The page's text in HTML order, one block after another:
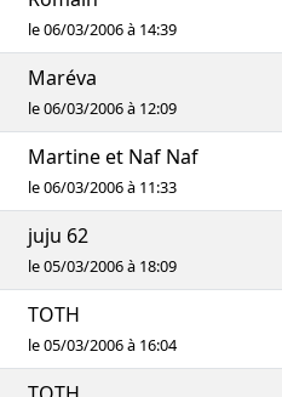
le 06/03/2006 à 14:39
Maréva
le 06/03/2006 à 12:09
Martine et Naf Naf
le 06/03/2006 à 11:33
juju 62
le 05/03/2006 à 18:09
TOTH
le 05/03/2006 à 16:04